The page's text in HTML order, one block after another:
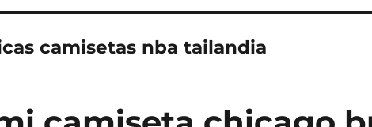
camisetas nba tailandia